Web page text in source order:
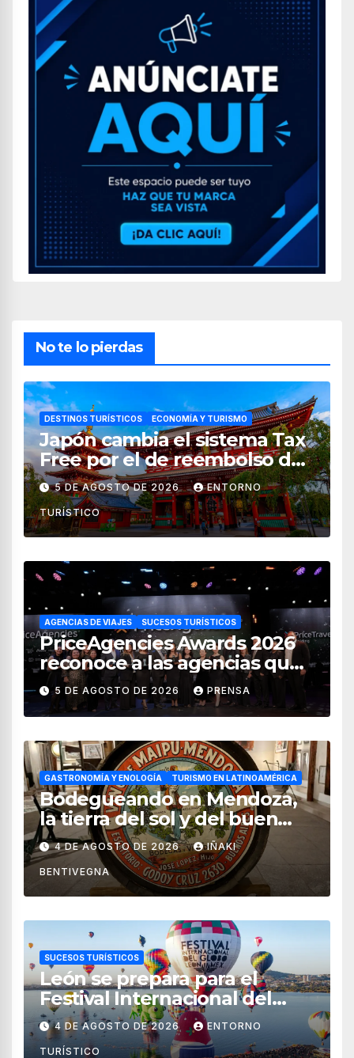
No te lo pierdas
DESTINOS TURÍSTICOS ECONOMÍA Y TURISMO
Japón cambia el sistema Tax
Free por el de reembolso de
impuestos desde noviembre
de 2026
5 DE AGOSTO DE 2026 ENTORNO
TURÍSTICO
AGENCIAS DE VIAJES SUCESOS TURÍSTICOS
PriceAgencies Awards 2026
reconoce a las agencias que
impulsan el crecimiento del
turismo en México
5 DE AGOSTO DE 2026 PRENSA
GASTRONOMÍA Y ENOLOGÍA TURISMO EN LATINOAMÉRICA
Bodegueando en Mendoza,
la tierra del sol y del buen
vino
4 DE AGOSTO DE 2026 IÑAKI
BENTIVEGNA
SUCESOS TURÍSTICOS
León se prepara para el
Festival Internacional del
Globo 2026 con pilotos de 25
países
4 DE AGOSTO DE 2026 ENTORNO
TURÍSTICO